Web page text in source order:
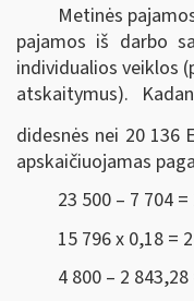
Metinės
pajamos iš darbo
individualios veiklos
atskaitymus).
didesnės nei 20 136
apskaičiuojamas
23 500 – 7 704
15 796 x 0,18 =
4 800 – 2